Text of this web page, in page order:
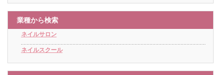
業種から検索
ネイルサロン
ネイルスクール